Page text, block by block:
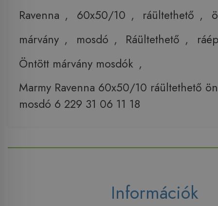
Ravenna , 60x50/10 , ráültethető ,
márvány , mosdó , Ráültethető ,
Öntött márvány mosdók ,
Marmy Ravenna 60x50/10 ráültethető
mosdó 6 229 31 06 11 18
Információk